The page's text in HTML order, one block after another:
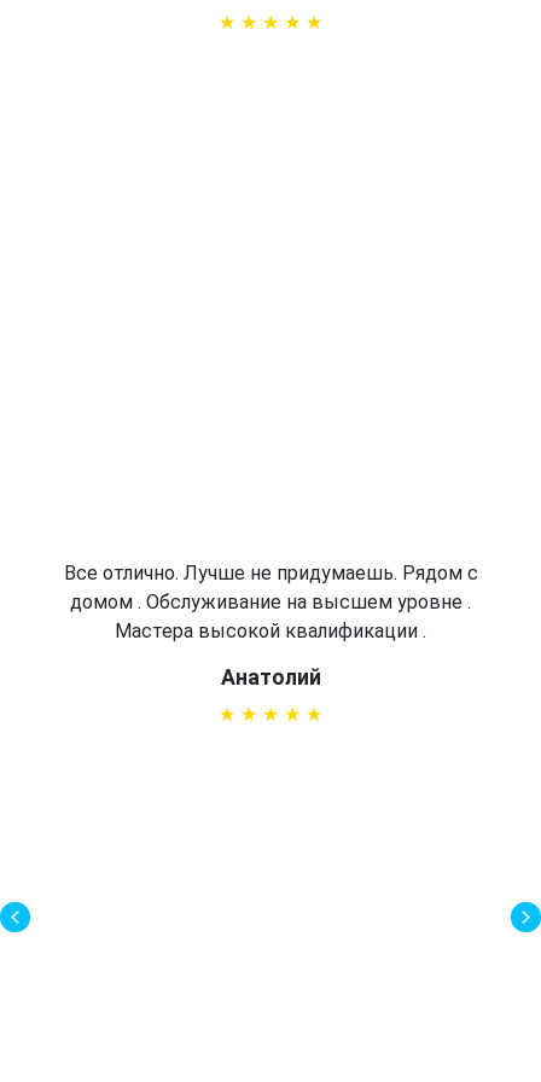
Все отлично. Лучше не придумаешь. Рядом с
домом . Обслуживание на высшем уровне .
Мастера высокой квалификации .
Анатолий